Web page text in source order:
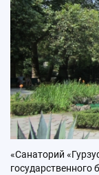
«Санаторий